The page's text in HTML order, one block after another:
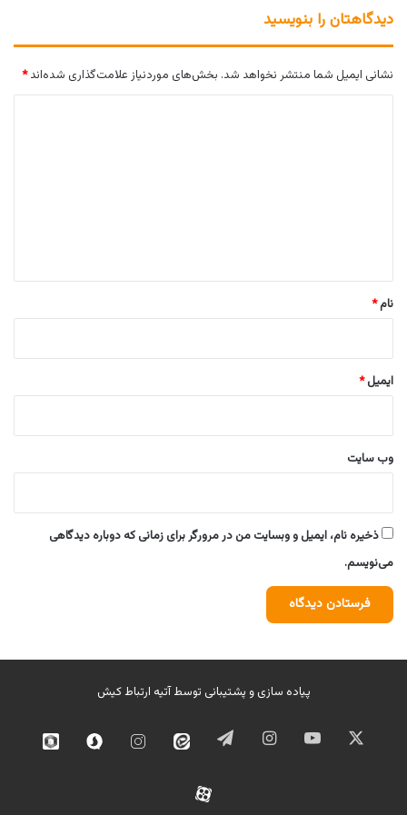
دیدگاهتان را بنویسید
نشانی ایمیل شما منتشر نخواهد شد. بخش‌های موردنیاز علامت‌گذاری شده‌اند*
نام*
ایمیل*
وب‌ سایت
ذخیره نام، ایمیل و وبسایت من در مرورگر برای زمانی که دوباره دیدگاهی
می‌نویسم.
پیاده سازی و پشتیبانی توسطآتیه ارتباط کیش
ایکس یوتیوب اینستاگرامتلگرام ایتا
اینستاگرامسروش